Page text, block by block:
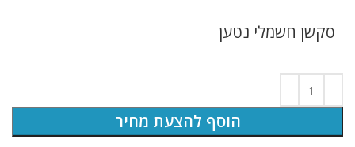
סקשן חשמלי נטען
הוסף להצעת מחיר